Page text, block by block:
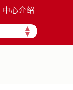
中心介绍
▲
▼